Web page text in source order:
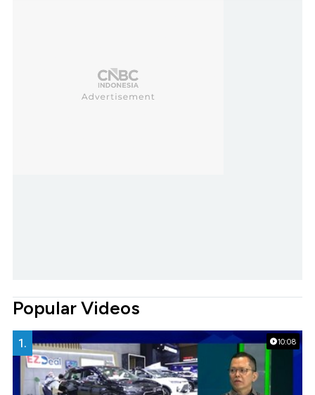
Popular Videos
10:08
1.